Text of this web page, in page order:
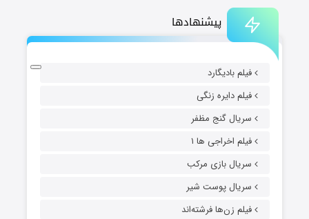
پیشنهادها
فیلم بادیگارد
فیلم دایره زنگی
سریال گنج مظفر
فیلم اخراجی ها ۱
سریال بازی مرکب
سریال پوست شیر
فیلم زن‌ها فرشته‌اند